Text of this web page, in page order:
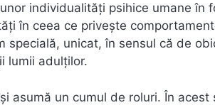
individualităţi psihice umane în
în ceea ce priveşte
unicat, în sensul că de
lumii adulţilor.
asumă un cumul de roluri. În acest